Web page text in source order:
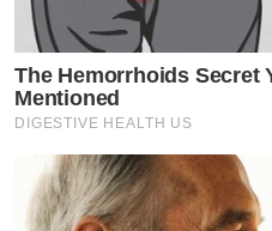
The Hemorrhoids Secret
Mentioned
DIGESTIVE HEALTH US